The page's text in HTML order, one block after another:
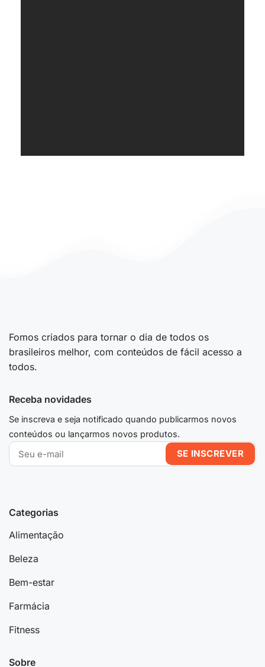
Fomos criados para tornar o dia de todos os
brasileiros melhor, com conteúdos de fácil acesso a
todos.
Categorias
Alimentação
Beleza
Bem-estar
Farmácia
Fitness
Sobre
Receba novidades
Se inscreva e seja notificado quando publicarmos novos
conteúdos ou lançarmos novos produtos.